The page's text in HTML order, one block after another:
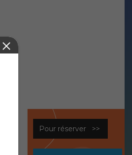
Pour réserver >>